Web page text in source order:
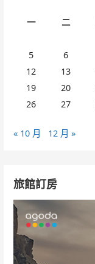
一
二
5
6
12
13
19
20
26
27
« 10 月 12 月 »
旅館訂房